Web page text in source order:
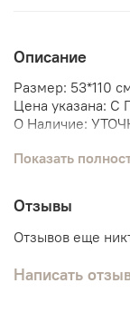
Описание
Размер: 53*110
Цена указана: С
О Наличие:
Мы поможем
Самолет
Вертолет
Мальчику
Показать
Отзывы
Отзывов еще
Написать